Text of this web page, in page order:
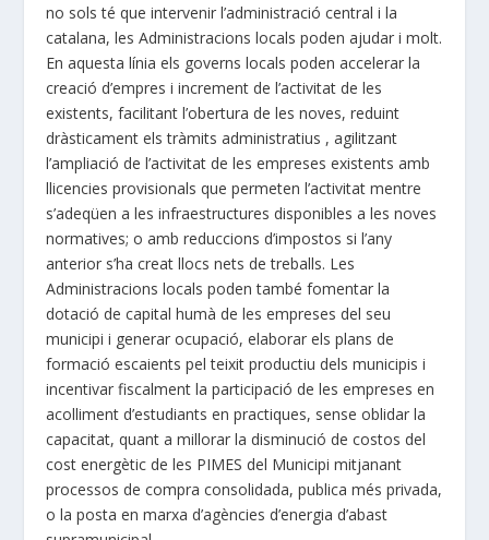
no sols té que intervenir l’administració central i la
catalana, les Administracions locals poden ajudar i molt.
En aquesta línia els governs locals poden accelerar la
creació d’empres i increment de l’activitat de les
existents, facilitant l’obertura de les noves, reduint
dràsticament els tràmits administratius , agilitzant
l’ampliació de l’activitat de les empreses existents amb
llicencies provisionals que permeten l’activitat mentre
s’adeqüen a les infraestructures disponibles a les noves
normatives; o amb reduccions d’impostos si l’any
anterior s’ha creat llocs nets de treballs. Les
Administracions locals poden també fomentar la
dotació de capital humà de les empreses del seu
municipi i generar ocupació, elaborar els plans de
formació escaients pel teixit productiu dels municipis i
incentivar fiscalment la participació de les empreses en
acolliment d’estudiants en practiques, sense oblidar la
capacitat, quant a millorar la disminució de costos del
cost energètic de les PIMES del Municipi mitjanant
processos de compra consolidada, publica més privada,
o la posta en marxa d’agències d’energia d’abast